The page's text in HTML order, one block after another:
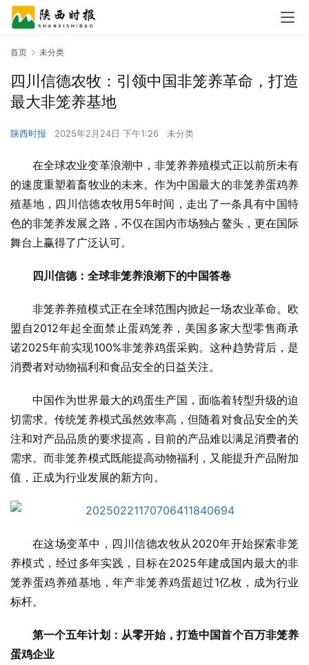
首页 未分类
四川信德农牧：引领中国非笼养革命，打造
最大非笼养基地
陕西时报 2025年2月24日 下午1:26 未分类
在全球农业变革浪潮中，非笼养养殖模式正以前所未有
的速度重塑着畜牧业的未来。作为中国最大的非笼养蛋鸡养
殖基地，四川信德农牧用5年时间，走出了一条具有中国特
色的非笼养发展之路，不仅在国内市场独占鳌头，更在国际
舞台上赢得了广泛认可。
四川信德： 全球非笼养浪潮下的中国答卷
非笼养养殖模式正在全球范围内掀起一场农业革命。欧
盟自2012年起全面禁止蛋鸡笼养，美国多家大型零售商承
诺2025年前实现100%非笼养鸡蛋采购。这种趋势背后，是
消费者对动物福利和食品安全的日益关注。
中国作为世界最大的鸡蛋生产国，面临着转型升级的迫
切需求。传统笼养模式虽然效率高，但随着对食品安全的关
注和对产品品质的要求提高，目前的产品难以满足消费者的
需求。而非笼养模式既能提高动物福利，又能提升产品附加
值，正成为行业发展的新方向。
在这场变革中，四川信德农牧从2020年开始探索非笼
养模式，经过多年实践，目标在2025年建成国内最大的非
笼养蛋鸡养殖基地，年产非笼养鸡蛋超过1亿枚，成为行业
标杆。
第一个五年计划 ： 从零开始，打造中国首个百万非笼养
蛋鸡企业